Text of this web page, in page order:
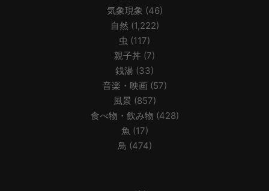
気象現象 (46)
自然 (1,222)
虫 (117)
親子丼 (7)
銭湯 (33)
音楽・映画 (57)
風景(857)
食べ物・飲み物 (428)
魚 (17)
鳥 (474)